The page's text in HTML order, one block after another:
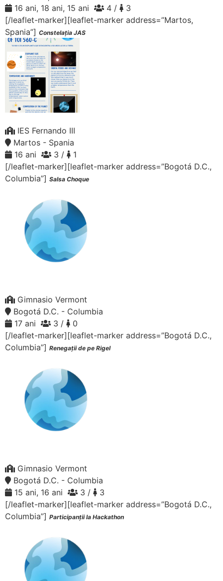
16 ani, 18 ani, 15 ani
4 /
3
[/leaflet-marker][leaflet-marker address=”Martos,
Spania”] Constelația JAS
IES Fernando III
Martos - Spania
16 ani
3 /
1
[/leaflet-marker][leaflet-marker address=”Bogotá D.C.,
Columbia”] Salsa Choque
Gimnasio Vermont
Bogotá D.C. - Columbia
17 ani
3 /
0
[/leaflet-marker][leaflet-marker address=”Bogotá D.C.,
Columbia”] Renegații de pe Rigel
Gimnasio Vermont
Bogotá D.C. - Columbia
15 ani, 16 ani
3 /
3
[/leaflet-marker][leaflet-marker address=”Bogotá D.C.,
Columbia”] Participanții la Hackathon